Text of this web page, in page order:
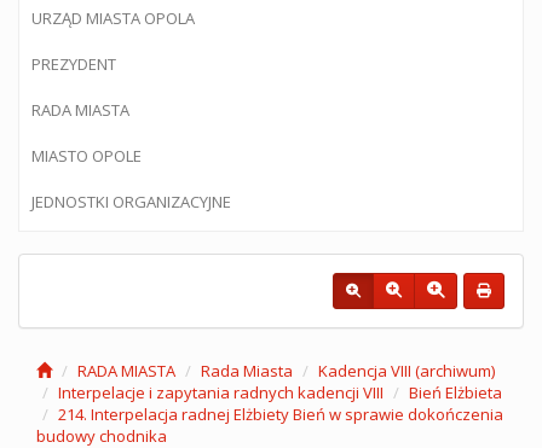
URZĄD MIASTA OPOLA
PREZYDENT
RADA MIASTA
MIASTO OPOLE
JEDNOSTKI ORGANIZACYJNE
RADA MIASTA Rada Miasta
Kadencja VIII (archiwum)
Interpelacje i zapytania radnych kadencji VIII
Bień Elżbieta
214. Interpelacja radnej Elżbiety Bień w sprawie dokończenia
budowy chodnika